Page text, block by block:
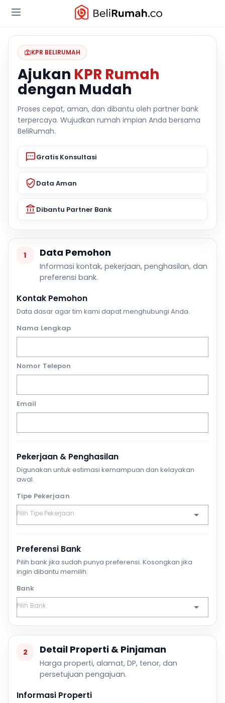
KPR BELIRUMAH
Ajukan KPR Rumah
dengan Mudah
Proses cepat, aman, dan dibantu oleh partner bank
terpercaya. Wujudkan rumah impian Anda bersama
BeliRumah.
Gratis Konsultasi
Data Aman
Dibantu Partner Bank
1 Data Pemohon
Informasi kontak, pekerjaan, penghasilan, dan
preferensi bank.
Kontak Pemohon
Data dasar agar tim kami dapat menghubungi Anda.
Nama Lengkap
Nomor Telepon
Email
Pekerjaan & Penghasilan
Digunakan untuk estimasi kemampuan dan kelayakan
awal.
Tipe Pekerjaan
Preferensi Bank
Pilih bank jika sudah punya preferensi. Kosongkan jika
ingin dibantu memilih.
Bank
2 Detail Properti & Pinjaman
Harga properti, alamat, DP, tenor, dan
persetujuan pengajuan.
Informasi Properti